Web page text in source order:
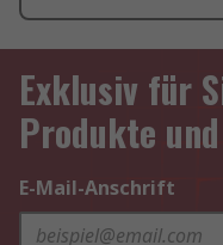
Exklusiv für
Produkte
E-Mail-Anschrift